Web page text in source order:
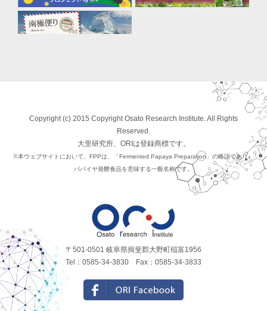
Copyright (c) 2015 Copyright Osato Research Institute. All Rights
Reserved.
大里研究所、ORIは登録商標です。
※本ウェブサイトにおいて、FPPは、「Fermented Papaya Preparation」の略語であり、
パパイヤ発酵食品を意味する一般名称です。
〒501-0501 岐阜県揖斐郡大野町稲富1956
Tel：0585-34-3830 Fax：0585-34-3833